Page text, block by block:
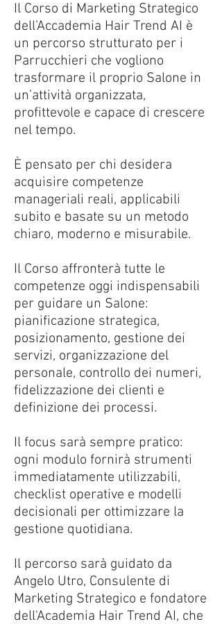
Il Corso di Marketing Strategico
dell’Accademia Hair Trend AI è
un percorso strutturato per i
Parrucchieri che vogliono
trasformare il proprio Salone in
un’attività organizzata,
profittevole e capace di crescere
nel tempo.
È pensato per chi desidera
acquisire competenze
manageriali reali, applicabili
subito e basate su un metodo
chiaro, moderno e misurabile.
Il Corso affronterà tutte le
competenze oggi indispensabili
per guidare un Salone:
pianificazione strategica,
posizionamento, gestione dei
servizi, organizzazione del
personale, controllo dei numeri,
fidelizzazione dei clienti e
definizione dei processi.
Il focus sarà sempre pratico:
ogni modulo fornirà strumenti
immediatamente utilizzabili,
checklist operative e modelli
decisionali per ottimizzare la
gestione quotidiana.
Il percorso sarà guidato da
Angelo Utro, Consulente di
Marketing Strategico e fondatore
dell'Academia Hair Trend AI, che